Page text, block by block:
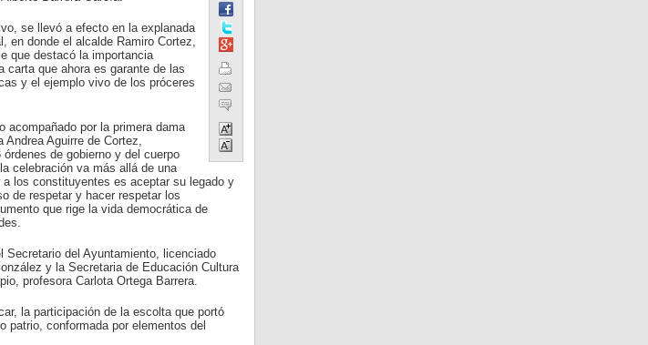
se llevó a efecto en la explanada
en donde el alcalde Ramiro Cortez,
que destacó la importancia
carta que ahora es garante de las
y el ejemplo vivo de los próceres
acompañado por la primera dama
Andrea Aguirre de Cortez,
de gobierno y del cuerpo
celebración va más allá de una
a los constituyentes es aceptar su legado y
de respetar y hacer respetar los
que rige la vida democrática de
Secretario del Ayuntamiento, licenciado
y la Secretaria de Educación Cultura
profesora Carlota Ortega Barrera.
la participación de la escolta que portó
patrio, conformada por elementos del